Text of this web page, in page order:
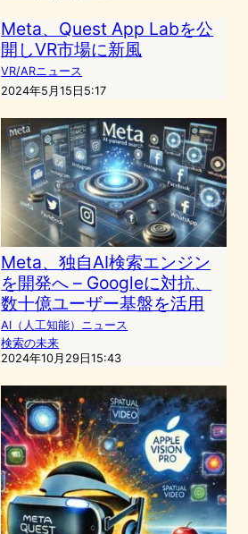
Meta、Quest App Labを公
開しVR市場に新風
VR/ARニュース
2024年5月15日5:17
Meta、独自AI検索エンジン
を開発へ – Googleに対抗、
数十億ユーザー基盤を活用
AI（人工知能）ニュース
検索の未来
2024年10月29日15:43